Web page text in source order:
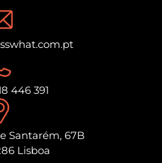
446 391
Santarém, 67B
Lisboa